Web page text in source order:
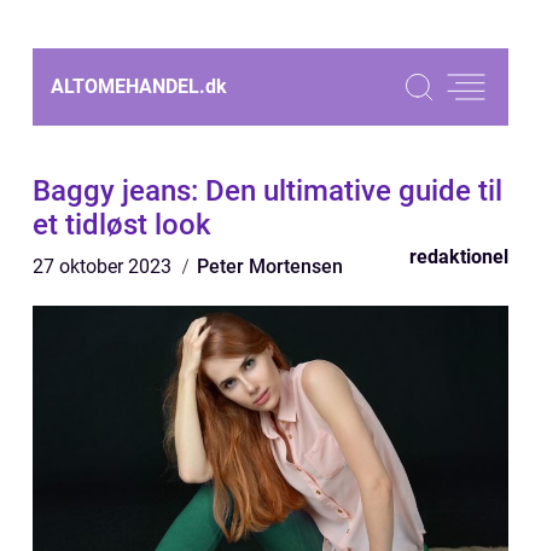
ALTOMEHANDEL.dk
Baggy jeans: Den ultimative guide til
et tidløst look
27 oktober 2023 Peter Mortensen redaktionel